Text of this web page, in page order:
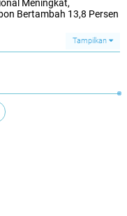
Meningkat,
Bertambah 13,8 Persen
Tampilkan